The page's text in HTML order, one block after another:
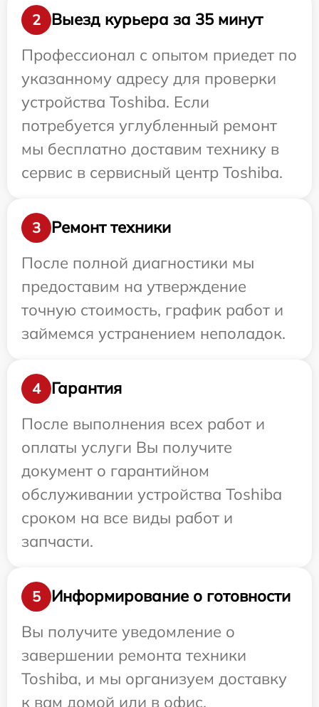
2
Выезд курьера за 35 минут
Профессионал с опытом приедет по
указанному адресу для проверки
устройства Toshiba. Если
потребуется углубленный ремонт
мы бесплатно доставим технику в
сервис в сервисный центр Toshiba.
3
Ремонт техники
После полной диагностики мы
предоставим на утверждение
точную стоимость, график работ и
займемся устранением неполадок.
4
Гарантия
После выполнения всех работ и
оплаты услуги Вы получите
документ о гарантийном
обслуживании устройства Toshiba
сроком на все виды работ и
запчасти.
5
Информирование о готовности
Вы получите уведомление о
завершении ремонта техники
Toshiba, и мы организуем доставку
к вам домой или в офис.